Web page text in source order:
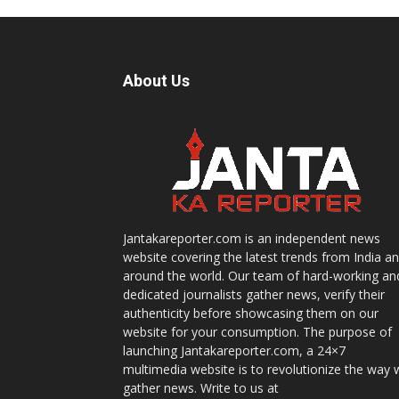
About Us
Jantakareporter.com is an independent news
website covering the latest trends from India
around the world. Our team of hard-working
dedicated journalists gather news, verify their
authenticity before showcasing them on our
website for your consumption. The purpose of
launching Jantakareporter.com, a 24×7
multimedia website is to revolutionize the way
gather news. Write to us at